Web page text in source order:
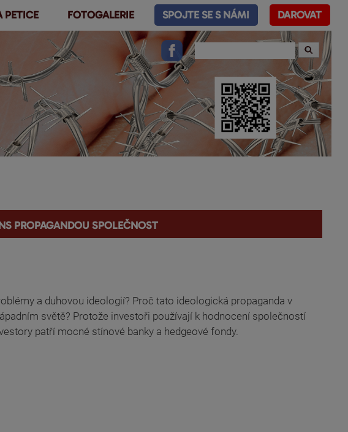
PETICE FOTOGALERIE SPOJTE SE S NÁMI DAROVAT
propagandou společnost
a duhovou ideologií? Proč tato ideologická propaganda v
světě? Protože investoři používají k hodnocení společností
patří mocné stínové banky a hedgeové fondy.